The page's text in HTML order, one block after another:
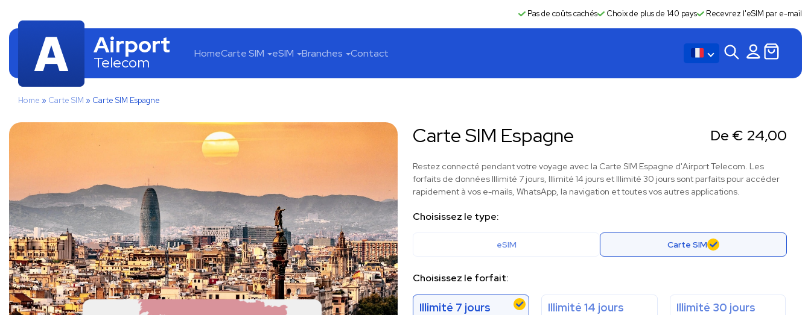
Pas de coûts cachés Choix de plus de 140 pays Recevrez l'eSIM par e-mail
Airport
Telecom HomeCarte SIM eSIM Branches Contact
Home » Carte SIM » Carte SIM Espagne
Carte SIM Espagne De € 24,00
Restez connecté pendant votre voyage avec la Carte SIM Espagne d'Airport Telecom. Les
forfaits de données Illimité 7 jours, Illimité 14 jours et Illimité 30 jours sont parfaits pour accéder
rapidement à vos e-mails, WhatsApp, la navigation et toutes vos autres applications.
Choisissez le type:
eSIM Carte SIM
Choisissez le forfait:
Illimité 7 jours Illimité 14 jours Illimité 30 jours